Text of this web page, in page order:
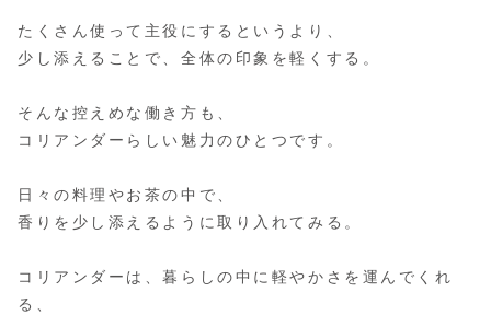
たくさん使って主役にするというより、
少し添えることで、全体の印象を軽くする。
そんな控えめな働き方も、
コリアンダーらしい魅力のひとつです。
日々の料理やお茶の中で、
香りを少し添えるように取り入れてみる。
コリアンダーは、暮らしの中に軽やかさを運んでくれ
る、